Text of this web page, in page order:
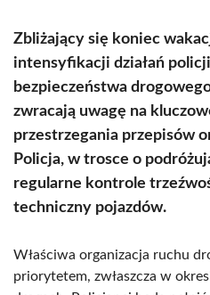
Zbliżający się koniec
intensyfikacji działań
bezpieczeństwa
zwracają uwagę na
przestrzegania przepisów
Policja, w trosce o
regularne kontrole
techniczny pojazdów.
Właściwa organizacja ruchu
priorytetem, zwłaszcza w